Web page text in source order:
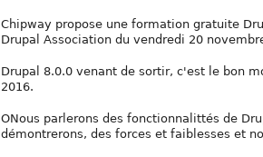
Chipway propose une formation gratuite
Drupal Association du vendredi 20
Drupal 8.0.0 venant de sortir, c'est le bon
2016.
ONous parlerons des fonctionnalittés de
démontrerons, des forces et faiblesses et